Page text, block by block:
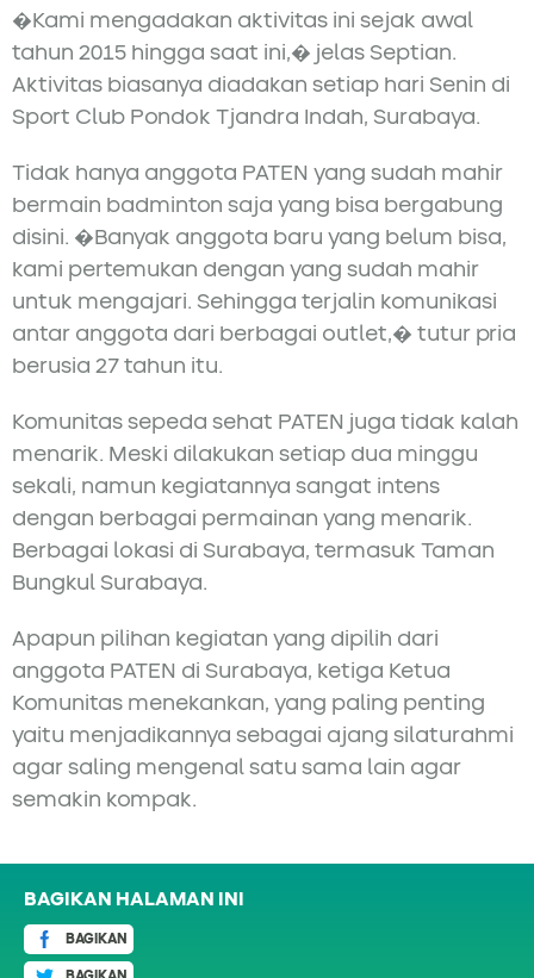
�Kami mengadakan aktivitas ini sejak awal
tahun 2015 hingga saat ini,� jelas Septian.
Aktivitas biasanya diadakan setiap hari Senin di
Sport Club Pondok Tjandra Indah, Surabaya.
Tidak hanya anggota PATEN yang sudah mahir
bermain badminton saja yang bisa bergabung
disini. �Banyak anggota baru yang belum bisa,
kami pertemukan dengan yang sudah mahir
untuk mengajari. Sehingga terjalin komunikasi
antar anggota dari berbagai outlet,� tutur pria
berusia 27 tahun itu.
Komunitas sepeda sehat PATEN juga tidak kalah
menarik. Meski dilakukan setiap dua minggu
sekali, namun kegiatannya sangat intens
dengan berbagai permainan yang menarik.
Berbagai lokasi di Surabaya, termasuk Taman
Bungkul Surabaya.
Apapun pilihan kegiatan yang dipilih dari
anggota PATEN di Surabaya, ketiga Ketua
Komunitas menekankan, yang paling penting
yaitu menjadikannya sebagai ajang silaturahmi
agar saling mengenal satu sama lain agar
semakin kompak.
BAGIKAN HALAMAN INI
BAGIKAN